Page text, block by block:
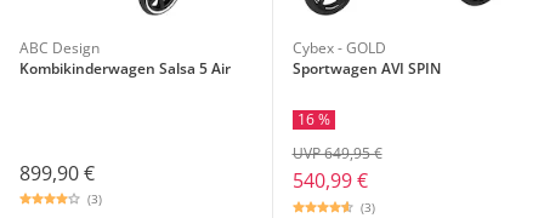
ABC Design
Kombikinderwagen Salsa 5 Air
899,90 €
(3)
Cybex - GOLD
Sportwagen AVI SPIN
16 %
540,99 €
UVP 649,95 €
(3)